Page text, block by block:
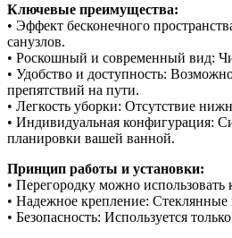
Ключевые преимущества:
• Эффект бесконечного
санузлов.
• Роскошный и современный вид:
• Удобство и доступность:
препятствий на пути.
• Легкость уборки: Отсутствие
• Индивидуальная конфигурация:
планировки вашей ванной.
Принцип работы и установки:
• Перегородку можно
• Надежное крепление: Стеклянные
• Безопасность: Используется